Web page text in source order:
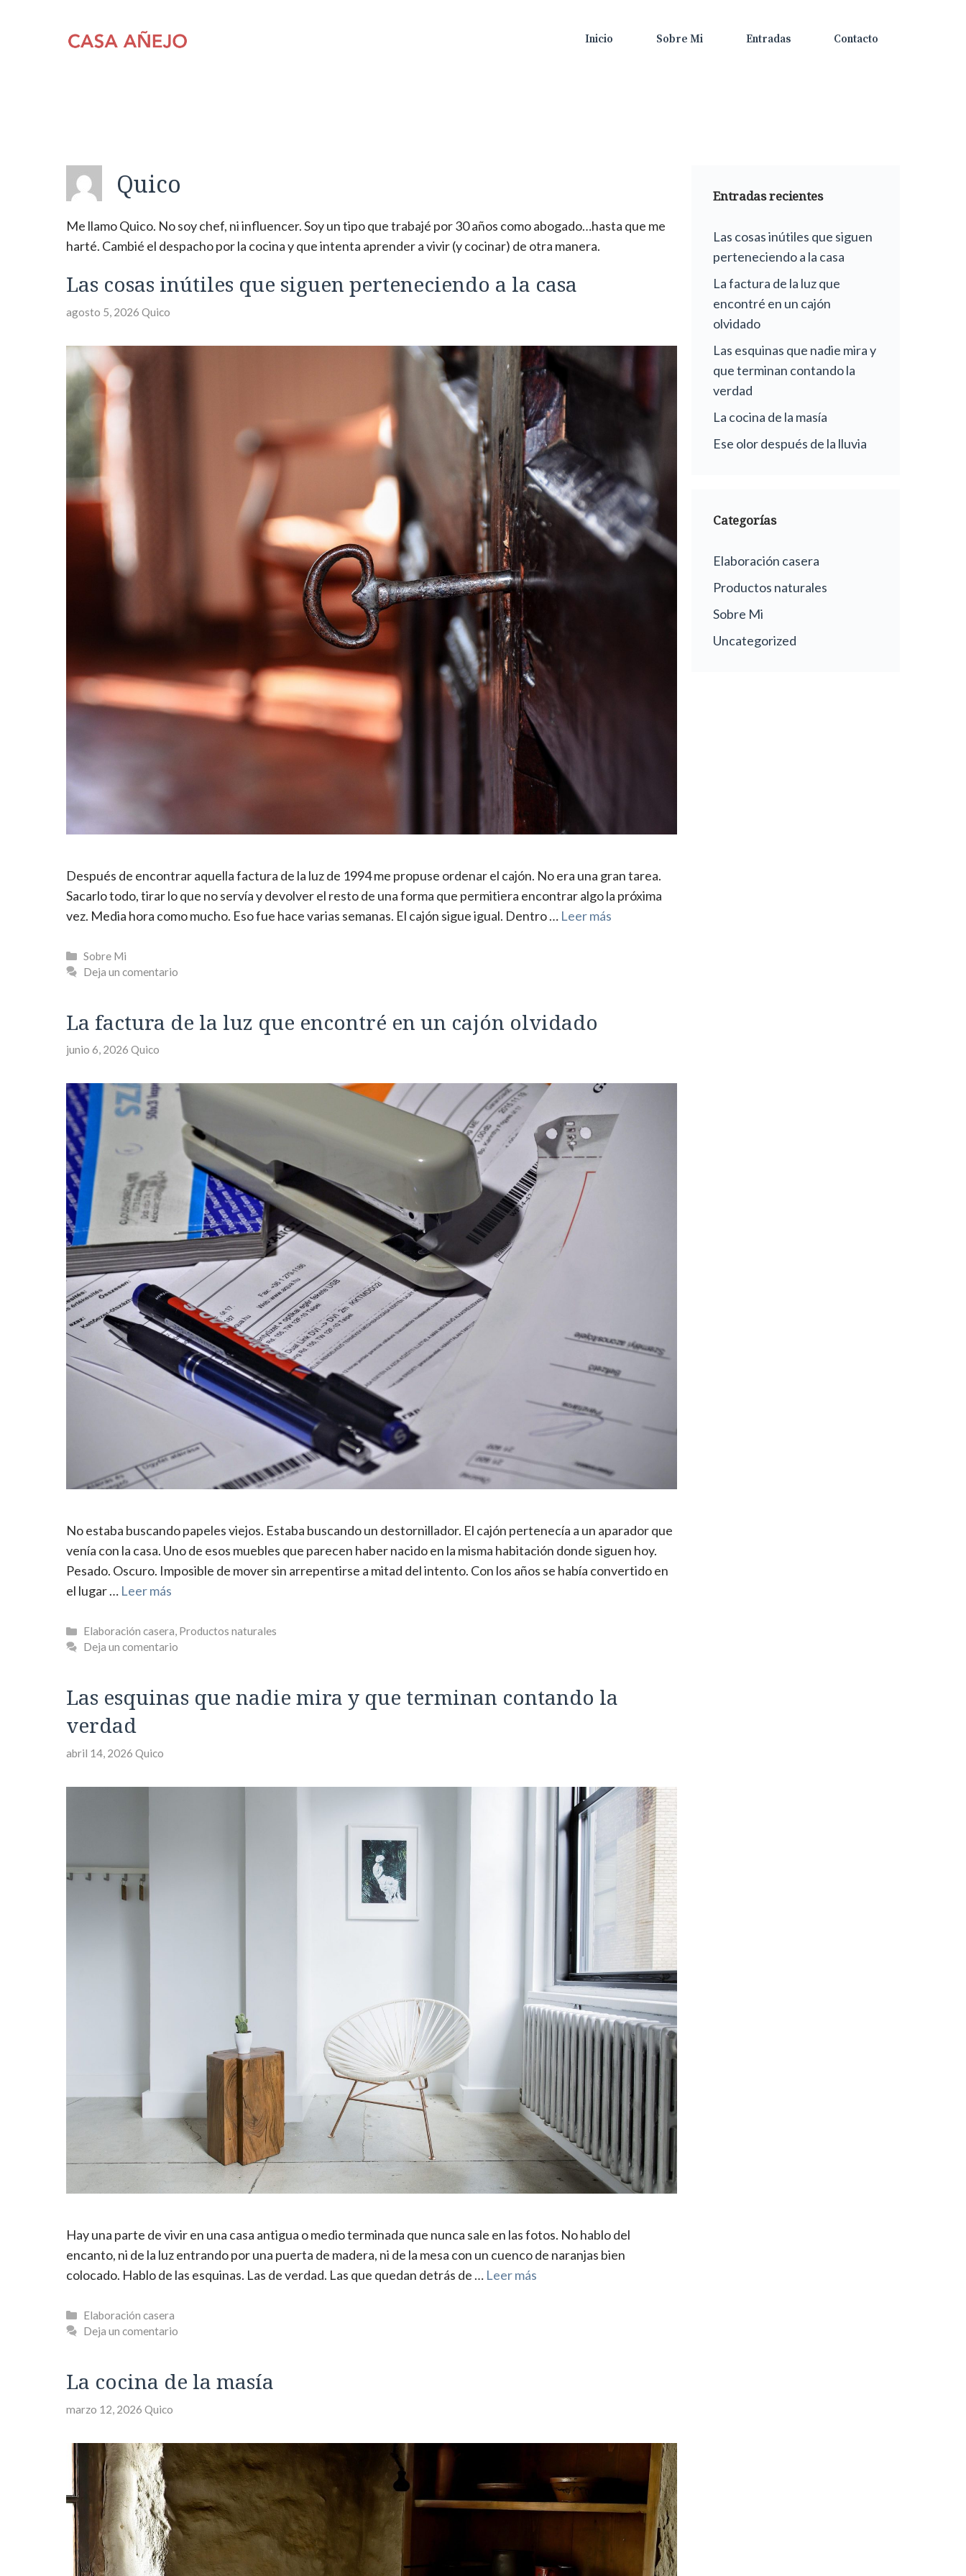
Inicio Sobre Mi Entradas Contacto
Quico
Me llamo Quico. No soy chef, ni influencer. Soy un tipo que trabajé por 30 años como abogado…hasta que me
harté. Cambié el despacho por la cocina y que intenta aprender a vivir (y cocinar) de otra manera.
Las cosas inútiles que siguen perteneciendo a la casa
agosto 5, 2026 Quico
Después de encontrar aquella factura de la luz de 1994 me propuse ordenar el cajón. No era una gran tarea.
Sacarlo todo, tirar lo que no servía y devolver el resto de una forma que permitiera encontrar algo la próxima
vez. Media hora como mucho. Eso fue hace varias semanas. El cajón sigue igual. Dentro … Leer más
Categorías
Sobre Mi
Deja un comentario
La factura de la luz que encontré en un cajón olvidado
junio 6, 2026 Quico
No estaba buscando papeles viejos. Estaba buscando un destornillador. El cajón pertenecía a un aparador que
venía con la casa. Uno de esos muebles que parecen haber nacido en la misma habitación donde siguen hoy.
Pesado. Oscuro. Imposible de mover sin arrepentirse a mitad del intento. Con los años se había convertido en
el lugar … Leer más
Categorías
Elaboración casera, Productos naturales
Deja un comentario
Las esquinas que nadie mira y que terminan contando la
verdad
abril 14, 2026 Quico
Hay una parte de vivir en una casa antigua o medio terminada que nunca sale en las fotos. No hablo del
encanto, ni de la luz entrando por una puerta de madera, ni de la mesa con un cuenco de naranjas bien
colocado. Hablo de las esquinas. Las de verdad. Las que quedan detrás de … Leer más
Categorías
Elaboración casera
Deja un comentario
La cocina de la masía
marzo 12, 2026 Quico
Entradas recientes
Las cosas inútiles que siguen
perteneciendo a la casa
La factura de la luz que
encontré en un cajón
olvidado
Las esquinas que nadie mira y
que terminan contando la
verdad
La cocina de la masía
Ese olor después de la lluvia
Categorías
Elaboración casera
Productos naturales
Sobre Mi
Uncategorized